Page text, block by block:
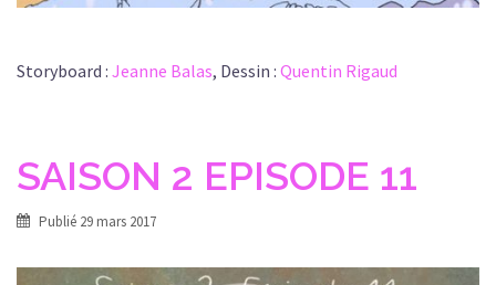
Storyboard : Jeanne Balas, Dessin : Quentin Rigaud
SAISON 2 EPISODE 11
Publié 29 mars 2017